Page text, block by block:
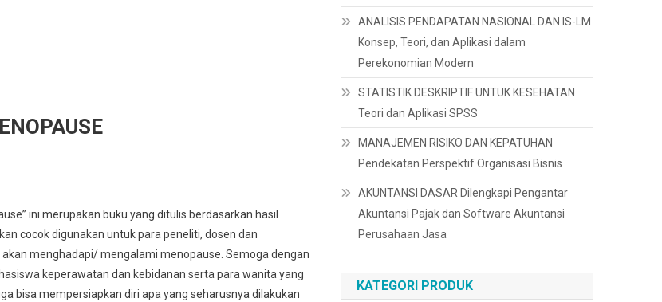
ini merupakan buku yang ditulis berdasarkan hasil
cocok digunakan untuk para peneliti, dosen dan
menghadapi/ mengalami menopause. Semoga dengan
keperawatan dan kebidanan serta para wanita yang
bisa mempersiapkan diri apa yang seharusnya dilakukan
ANALISIS PENDAPATAN NASIONAL DAN IS-LM
Konsep, Teori, dan Aplikasi dalam
Perekonomian Modern
STATISTIK DESKRIPTIF UNTUK KESEHATAN
Teori dan Aplikasi SPSS
MANAJEMEN RISIKO DAN KEPATUHAN
Pendekatan Perspektif Organisasi Bisnis
AKUNTANSI DASAR Dilengkapi Pengantar
Akuntansi Pajak dan Software Akuntansi
Perusahaan Jasa
KATEGORI PRODUK